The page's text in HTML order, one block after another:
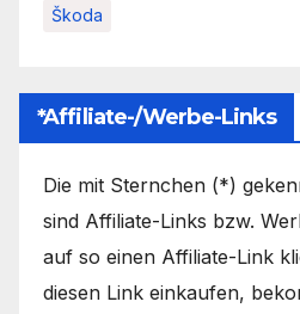
Škoda
*Affiliate-/Werbe-Links
Die mit Sternchen (*)
sind Affiliate-Links bzw.
auf so einen Affiliate-Link
diesen Link einkaufen,